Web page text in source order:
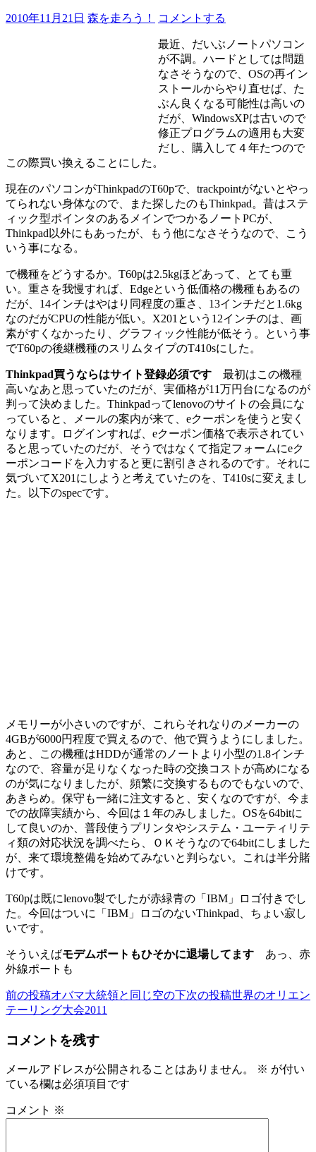
2010年11月21日 森を走ろう！ コメントする
最近、だいぶノートパソコン
が不調。ハードとしては問題
なさそうなので、OSの再イン
ストールからやり直せば、た
ぶん良くなる可能性は高いの
だが、WindowsXPは古いので
修正プログラムの適用も大変
だし、購入して４年たつので
この際買い換えることにした。
現在のパソコンがThinkpadのT60pで、trackpointがないとやっ
てられない身体なので、また探したのもThinkpad。昔はステ
ィック型ポインタのあるメインでつかるノートPCが、
Thinkpad以外にもあったが、もう他になさそうなので、こう
いう事になる。
で機種をどうするか。T60pは2.5kgほどあって、とても重
い。重さを我慢すれば、Edgeという低価格の機種もあるの
だが、14インチはやはり同程度の重さ、13インチだと1.6kg
なのだがCPUの性能が低い。X201という12インチのは、画
素がすくなかったり、グラフィック性能が低そう。という事
でT60pの後継機種のスリムタイプのT410sにした。
Thinkpad買うならはサイト登録必須です 最初はこの機種
高いなあと思っていたのだが、実価格が11万円台になるのが
判って決めました。Thinkpadってlenovoのサイトの会員にな
っていると、メールの案内が来て、eクーポンを使うと安く
なります。ログインすれば、eクーポン価格で表示されてい
ると思っていたのだが、そうではなくて指定フォームにeク
ーポンコードを入力すると更に割引きされるのです。それに
気づいてX201にしようと考えていたのを、T410sに変えまし
た。以下のspecです。
メモリーが小さいのですが、これらそれなりのメーカーの
4GBが6000円程度で買えるので、他で買うようにしました。
あと、この機種はHDDが通常のノートより小型の1.8インチ
なので、容量が足りなくなった時の交換コストが高めになる
のが気になりましたが、頻繁に交換するものでもないので、
あきらめ。保守も一緒に注文すると、安くなのですが、今ま
での故障実績から、今回は１年のみしました。OSを64bitに
して良いのか、普段使うプリンタやシステム・ユーティリテ
ィ類の対応状況を調べたら、ＯＫそうなので64bitにしました
が、来て環境整備を始めてみないと判らない。これは半分賭
けです。
T60pは既にlenovo製でしたが赤緑青の「IBM」ロゴ付きでし
た。今回はついに「IBM」ロゴのないThinkpad、ちょい寂し
いです。
そういえばモデムポートもひそかに退場してます あっ、赤
外線ポートも
投
稿
ナ
ビ
ゲ
ー
前の投稿オバマ大統領と同じ空の下次の投稿世界のオリエン
テーリング大会2011
コメントを残す
メールアドレスが公開されることはありません。 ※ が付い
ている欄は必須項目です
コメント ※